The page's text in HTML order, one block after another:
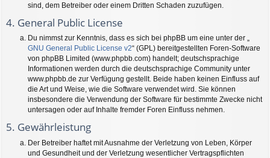
sind, dem Betreiber oder einem Dritten Schaden zuzufügen.
4. General Public License
Du nimmst zur Kenntnis, dass es sich bei phpBB um eine unter der „
GNU General Public License v2“ (GPL) bereitgestellten Foren-Software
von phpBB Limited (www.phpbb.com) handelt; deutschsprachige
Informationen werden durch die deutschsprachige Community unter
www.phpbb.de zur Verfügung gestellt. Beide haben keinen Einfluss auf
die Art und Weise, wie die Software verwendet wird. Sie können
insbesondere die Verwendung der Software für bestimmte Zwecke nicht
untersagen oder auf Inhalte fremder Foren Einfluss nehmen.
5. Gewährleistung
Der Betreiber haftet mit Ausnahme der Verletzung von Leben, Körper
und Gesundheit und der Verletzung wesentlicher Vertragspflichten